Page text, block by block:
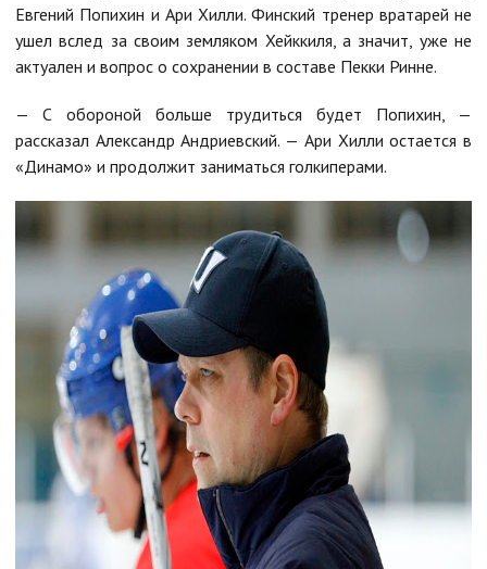
Евгений Попихин и Ари Хилли. Финский тренер вратарей не
ушел вслед за своим земляком Хейккиля, а значит, уже не
актуален и вопрос о сохранении в составе Пекки Ринне.
— С обороной больше трудиться будет Попихин, —
рассказал Александр Андриевский. — Ари Хилли остается в
«Динамо» и продолжит заниматься голкиперами.